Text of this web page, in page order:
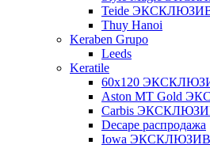
Teide
Thuy Hanoi
Keraben Grupo
Leeds
Keratile
60х120
Aston MT Gold
Carbis
Decape распродажа
Iowa ЭКСКЛЮЗИВ